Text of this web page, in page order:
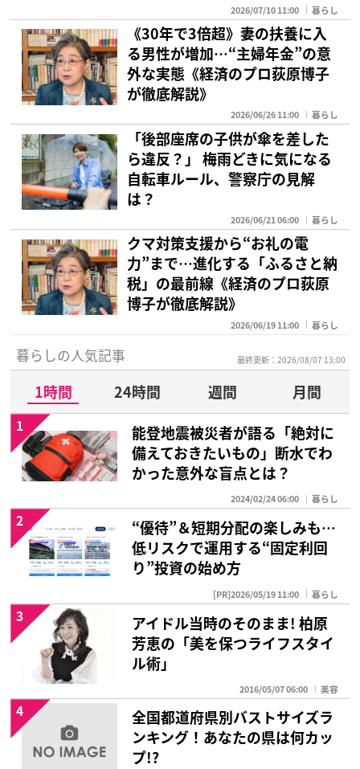
2026/07/10 11:00 暮らし
《30年で3倍超》妻の扶養に入
る男性が増加…“主婦年金”の意
外な実態《経済のプロ荻原博子
が徹底解説》
2026/06/26 11:00 暮らし
「後部座席の子供が傘を差した
ら違反？」 梅雨どきに気になる
自転車ルール、警察庁の見解
は？
2026/06/21 06:00 暮らし
クマ対策支援から“お礼の電
力”まで…進化する「ふるさと納
税」の最前線《経済のプロ荻原
博子が徹底解説》
2026/06/19 11:00 暮らし
暮らしの人気記事 最終更新：2026/08/07 13:00
1時間 24時間 週間
月間
能登地震被災者が語る「絶対に
備えておきたいもの」断水でわ
かった意外な盲点とは？
2024/02/24 06:00 暮らし
1
“優待”＆短期分配の楽しみも…
低リスクで運用する“固定利回
り”投資の始め方
[PR]2026/05/19 11:00 暮らし
2
アイドル当時のそのまま! 柏原
芳恵の「美を保つライフスタイ
ル術」
2016/05/07 06:00 美容
3
全国都道府県別バストサイズラ
ンキング！あなたの県は何カッ
プ!?
4